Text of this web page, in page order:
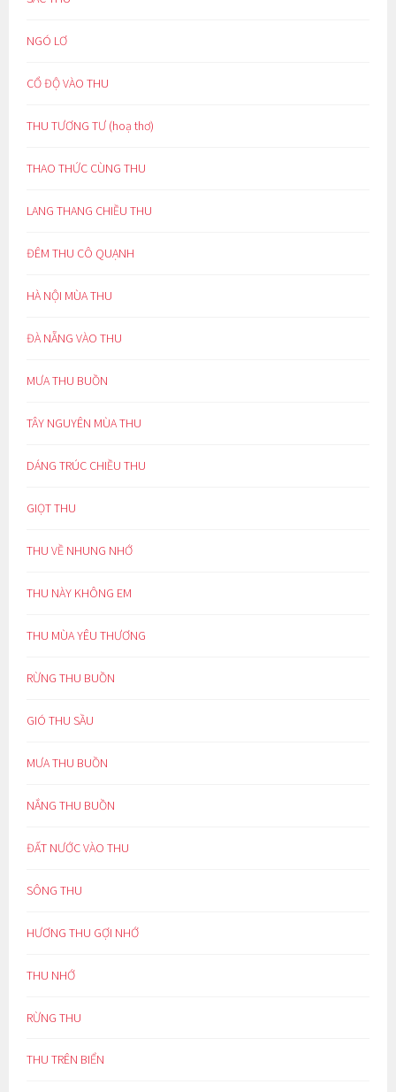
NGÓ LƠ
CỔ ĐỘ VÀO THU
THU TƯƠNG TƯ (hoạ thơ)
THAO THỨC CÙNG THU
LANG THANG CHIỀU THU
ĐÊM THU CÔ QUẠNH
HÀ NỘI MÙA THU
ĐÀ NẴNG VÀO THU
MƯA THU BUỒN
TÂY NGUYÊN MÙA THU
DÁNG TRÚC CHIỀU THU
GIỌT THU
THU VỀ NHUNG NHỚ
THU NÀY KHÔNG EM
THU MÙA YÊU THƯƠNG
RỪNG THU BUỒN
GIÓ THU SẦU
MƯA THU BUỒN
NẮNG THU BUỒN
ĐẤT NƯỚC VÀO THU
SÔNG THU
HƯƠNG THU GỢI NHỚ
THU NHỚ
RỪNG THU
THU TRÊN BIỂN